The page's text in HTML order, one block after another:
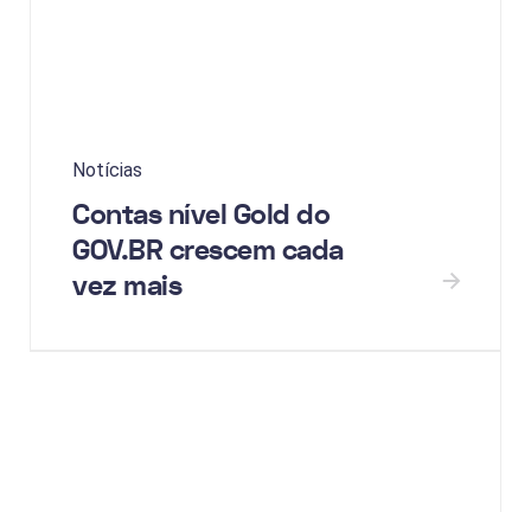
Notícias
Contas nível Gold do
GOV.BR crescem cada
vez mais